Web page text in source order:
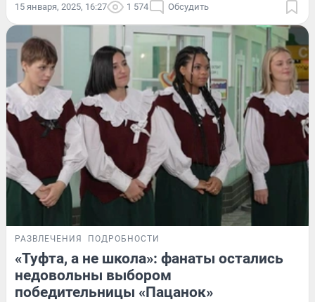
15 января, 2025, 16:27 1 574 Обсудить
РАЗВЛЕЧЕНИЯ ПОДРОБНОСТИ
«Туфта, а не школа»: фанаты остались
недовольны выбором
победительницы «Пацанок»